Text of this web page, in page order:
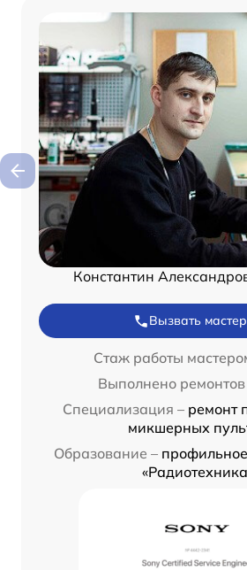
Константин
Вызвать
Стаж работы
Выполнено ремонтов
Специализация – ремонт
микшерных
Образование –